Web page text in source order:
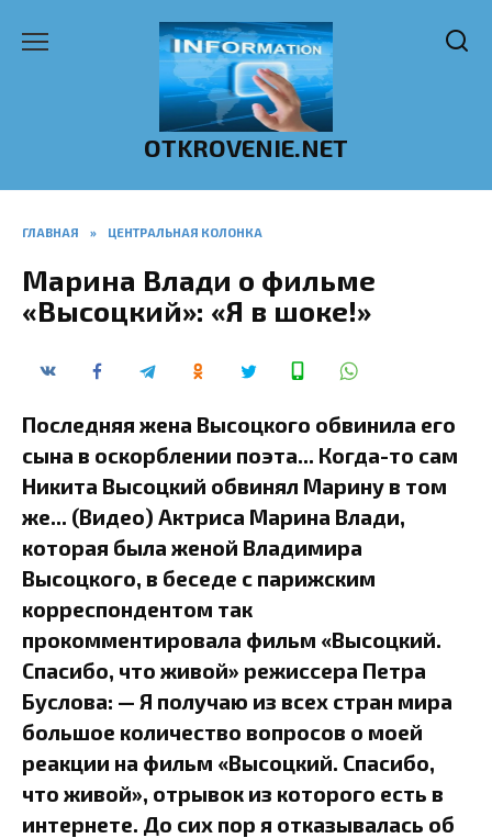
OTKROVENIE.NET
ГЛАВНАЯ » ЦЕНТРАЛЬНАЯ КОЛОНКА
Марина Влади о фильме
«Высоцкий»: «Я в шоке!»
Последняя жена Высоцкого обвинила его
сына в оскорблении поэта... Когда-то сам
Никита Высоцкий обвинял Марину в том
же... (Видео) Актриса Марина Влади,
которая была женой Владимира
Высоцкого, в беседе с парижским
корреспондентом так
прокомментировала фильм «Высоцкий.
Спасибо, что живой» режиссера Петра
Буслова: — Я получаю из всех стран мира
большое количество вопросов о моей
реакции на фильм «Высоцкий. Спасибо,
что живой», отрывок из которого есть в
интернете. До сих пор я отказывалась об